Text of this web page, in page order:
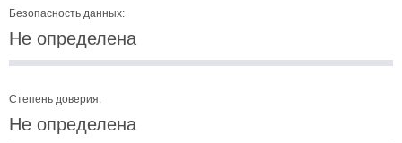
Безопасность данных:
Не определена
Степень доверия:
Не определена